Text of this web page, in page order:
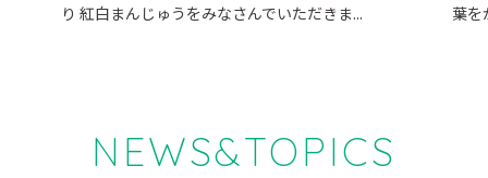
り 紅白まんじゅうをみなさんでいただきま...
葉を
NEWS&TOPICS